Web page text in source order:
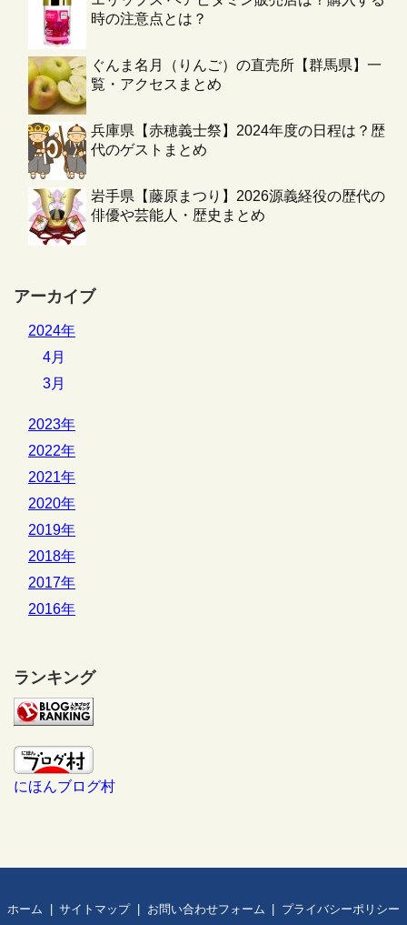
時の注意点とは？
ぐんま名月（りんご）の直売所【群馬県】一
覧・アクセスまとめ
兵庫県【赤穂義士祭】2024年度の日程は？歴
代のゲストまとめ
岩手県【藤原まつり】2026源義経役の歴代の
俳優や芸能人・歴史まとめ
アーカイブ
2024年
4月
3月
2023年
2022年
2021年
2020年
2019年
2018年
2017年
2016年
ランキング
にほんブログ村
ホーム サイトマップ お問い合わせフォーム プライバシーポリシー